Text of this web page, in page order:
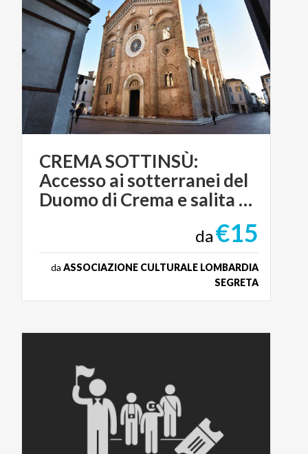
CREMA SOTTINSÙ:
Accesso ai sotterranei del
Duomo di Crema e salita alla Torre Campanaria
da€15
da ASSOCIAZIONE CULTURALE LOMBARDIA
SEGRETA